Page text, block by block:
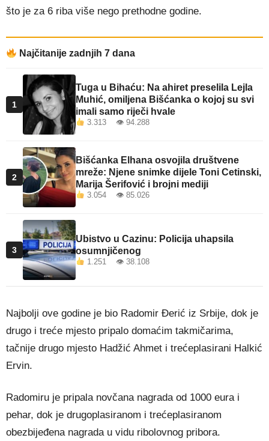
što je za 6 riba više nego prethodne godine.
Najčitanije zadnjih 7 dana
1
Tuga u Bihaću: Na ahiret preselila Lejla
Muhić, omiljena Bišćanka o kojoj su svi
imali samo riječi hvale
3.313 👁 94.288
2
Bišćanka Elhana osvojila društvene
mreže: Njene snimke dijele Toni Cetinski,
Marija Šerifović i brojni mediji
3.054 👁 85.026
3
Ubistvo u Cazinu: Policija uhapsila
osumnjičenog
1.251 👁 38.108
Najbolji ove godine je bio Radomir Đerić iz Srbije, dok je
drugo i treće mjesto pripalo domaćim takmičarima,
tačnije drugo mjesto Hadžić Ahmet i trećeplasirani Halkić
Ervin.
Radomiru je pripala novčana nagrada od 1000 eura i
pehar, dok je drugoplasiranom i trećeplasiranom
obezbijeđena nagrada u vidu ribolovnog pribora.